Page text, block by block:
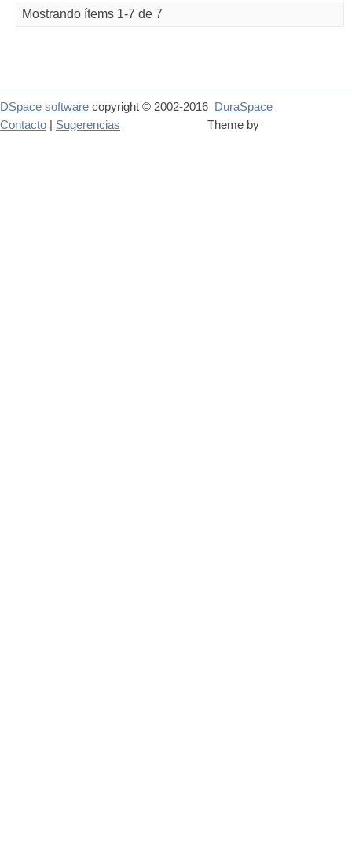
Mostrando ítems 1-7 de 7
DSpace software copyright © 2002-2016
DuraSpace
Theme by
Contacto Sugerencias